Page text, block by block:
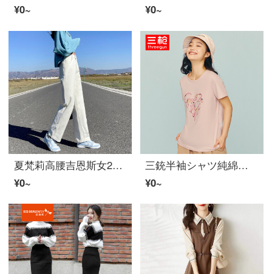
¥0~
¥0~
夏梵莉高腰吉恩斯女2022年春季新着レディス时尚裤女百搭长裤女高腰搭扣设计脚边宽松直筒吉恩斯女杏色XS
¥0~
三銃半袖シャツ純綿女2022春夏水柔綿丸襟半袖Tシャツゆったり通気プリント下地シャツファンデーション花170(XL)
¥0~